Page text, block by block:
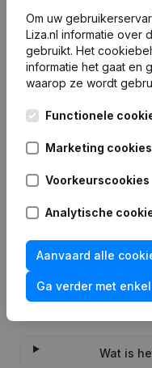
Veelgestelde vragen
Wat is het
Wat is het
Wanneer
Wat is
Om uw
Liza.nl informatie over
gebruikt. Het
informatie het gaat en
waarop ze wordt
Functionele
Marketing cookies
Voorkeurscookies
Analytische
Aanvaard alle
Ga verder met